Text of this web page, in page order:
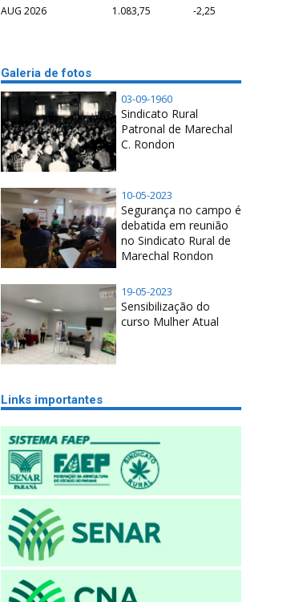
AUG 2026 1.083,75 -2,25
Galeria de fotos
03-09-1960
Sindicato Rural
Patronal de Marechal
C. Rondon
10-05-2023
Segurança no campo é
debatida em reunião
no Sindicato Rural de
Marechal Rondon
19-05-2023
Sensibilização do
curso Mulher Atual
Links importantes